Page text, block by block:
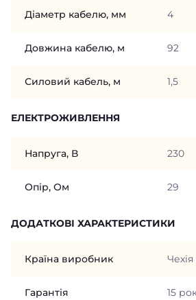
Діаметр кабелю, мм 4
Довжина кабелю, м 92
Силовий кабель, м 1,5
ЕЛЕКТРОЖИВЛЕННЯ
Напруга, В 230
Опір, Ом 29
ДОДАТКОВІ ХАРАКТЕРИСТИКИ
Країна виробник Чехія
Гарантія 15